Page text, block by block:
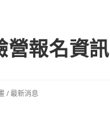
營報名資訊
/最新消息